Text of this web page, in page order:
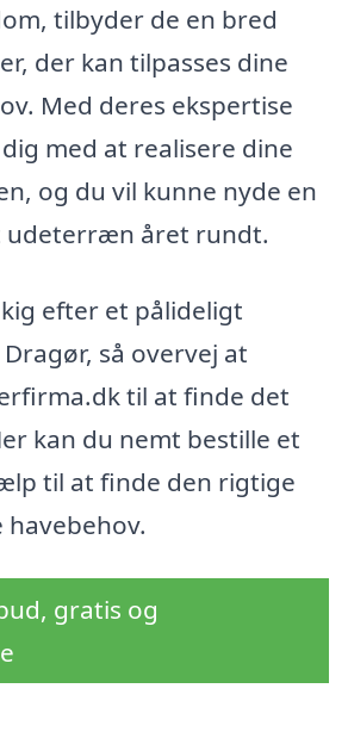
tilbyder de en bred
der kan tilpasses dine
Med deres ekspertise
med at realisere dine
og du vil kunne nyde en
udeterræn året rundt.
efter et pålideligt
så overvej at
til at finde det
kan du nemt bestille et
til at finde den rigtige
gratis og